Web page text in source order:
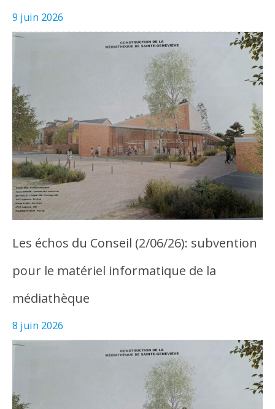
9 juin 2026
Les échos du Conseil (2/06/26): subvention
pour le matériel informatique de la
médiathèque
8 juin 2026